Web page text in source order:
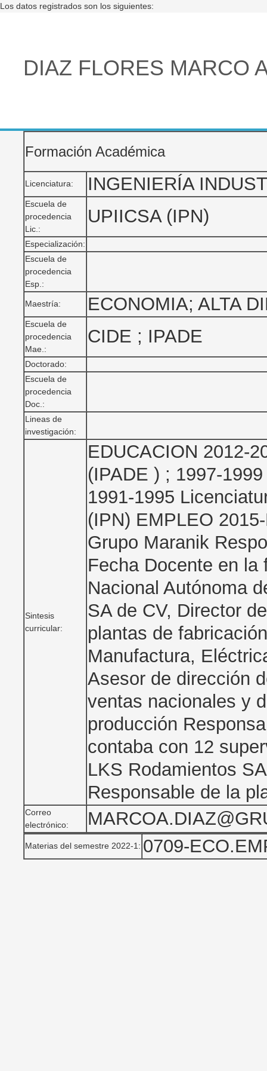
Los datos registrados son los siguientes:
DIAZ FLORES MARCO
Formación Académica
Licenciatura: INGENIERÍA
Escuela de
procedencia
Lic.:
UPIICSA (IPN)
Especialización:
Escuela de
procedencia
Esp.:
Maestría: ECONOMIA; ALTA
Escuela de
procedencia
Mae.:
CIDE ; IPADE
Doctorado:
Escuela de
procedencia
Doc.:
Lineas de
investigación:
Sintesis
curricular:
EDUCACION 2012-
(IPADE ) ; 1997-
1991-1995
(IPN) EMPLEO
Grupo Maranik
Fecha Docente en la
Nacional Autónoma
SA de CV, Director
plantas de
Manufactura,
Asesor de dirección
ventas nacionales y
producción
contaba con 12
LKS Rodamientos
Responsable de la
Correo
electrónico:
Materias del semestre 2022-1: 0709-